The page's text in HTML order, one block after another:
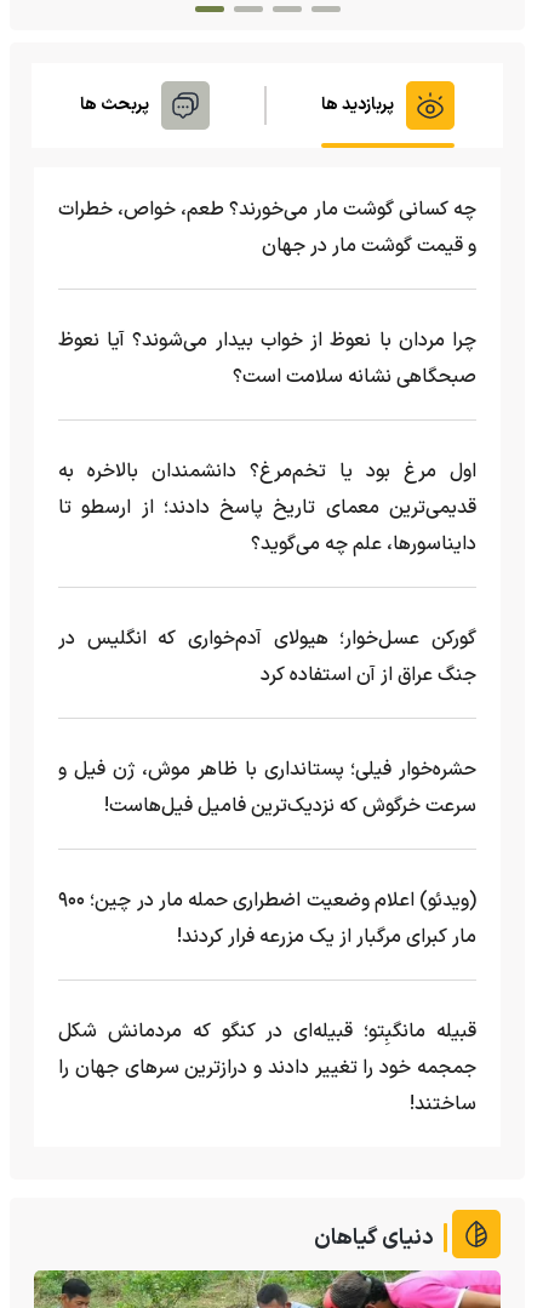
پربازدید ها پربحث ها
چه کسانی گوشت مار می‌خورند؟ طعم، خواص، خطرات
و قیمت گوشت مار در جهان
چرا مردان با نعوظ از خواب بیدار می‌شوند؟ آیا نعوظ
صبحگاهی نشانه سلامت است؟
اول مرغ بود یا تخم‌مرغ؟ دانشمندان بالاخره به
قدیمی‌ترین معمای تاریخ پاسخ دادند؛ از ارسطو تا
دایناسورها، علم چه می‌گوید؟
گورکن عسل‌خوار؛ هیولای آدم‌خواری که انگلیس در
جنگ عراق از آن استفاده کرد
حشره‌خوار فیلی؛ پستانداری با ظاهر موش، ژن فیل و
سرعت خرگوش که نزدیک‌ترین فامیل فیل‌هاست!
(ویدئو) اعلام وضعیت اضطراری حمله مار‌ در چین؛ ۹۰۰
مار کبرای مرگبار از یک مزرعه‌ فرار کردند!
قبیله مانگبِتو؛ قبیله‌ای در کنگو که مردمانش شکل
جمجمه خود را تغییر دادند و درازترین سرهای جهان را
ساختند!
دنیای گیاهان